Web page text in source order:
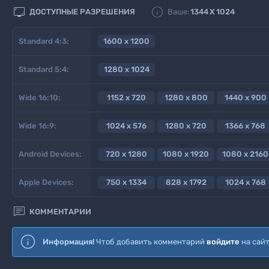
 ДОСТУПНЫЕ РАЗРЕШЕНИЯ  Ваше:1344X1024
Standard 4:3: 1600 x 1200
Standard 5:4: 1280 x 1024
Wide 16:10: 1152 x 720 1280 x 800 1440 x 900
Wide 16:9: 1024 x 576 1280 x 720 1366 x 768
Android Devices: 720 x 1280 1080 x 1920 1080 x 2160
Apple Devices: 750 x 1334 828 x 1792 1024 x 768
 КОММЕНТАРИИ
Информация! Чтоб добавить комментарий войдите на